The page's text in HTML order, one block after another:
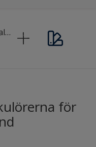
Nordsjö Professional Traditional Metal Paint
för